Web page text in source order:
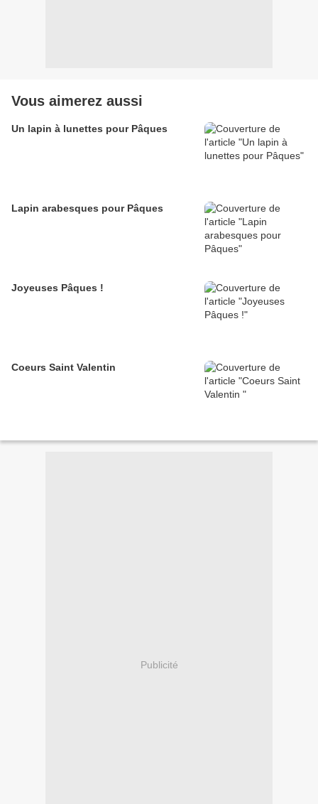
Vous aimerez aussi
Un lapin à lunettes pour Pâques
Lapin arabesques pour Pâques
Joyeuses Pâques !
Coeurs Saint Valentin
Publicité